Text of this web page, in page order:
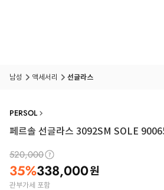
남성 액세서리 선글라스
PERSOL
페르솔 선글라스 3092SM SOLE
520,000
35%338,000원
관부가세 포함